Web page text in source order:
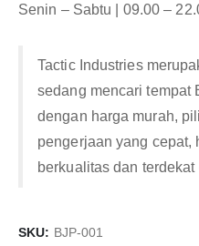
Senin – Sabtu | 09.00 –
Tactic Industries
sedang mencari tempat
dengan harga murah,
pengerjaan yang cepat,
berkualitas dan
SKU: BJP-001